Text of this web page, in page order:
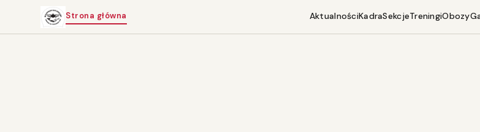
Strona główna AktualnościKadraSekcjeTreningiObozy